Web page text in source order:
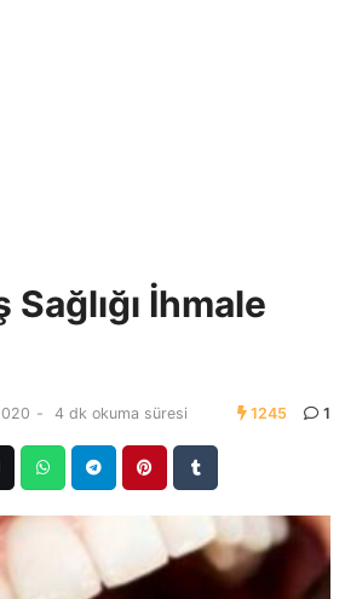
Sağlığı İhmale
- 4 dk okuma süresi 1245 1